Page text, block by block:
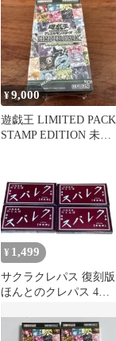
¥9,000
遊戯王 LIMITED PACK
STAMP EDITION 未開
¥ 1,499
サクラクレパス 復刻版
ほんとのクレパス 4個